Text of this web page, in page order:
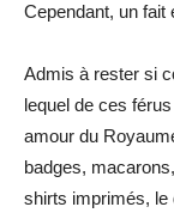
Cependant, un fait
Admis à rester si
lequel de ces
amour du
badges,
shirts imprimés, le